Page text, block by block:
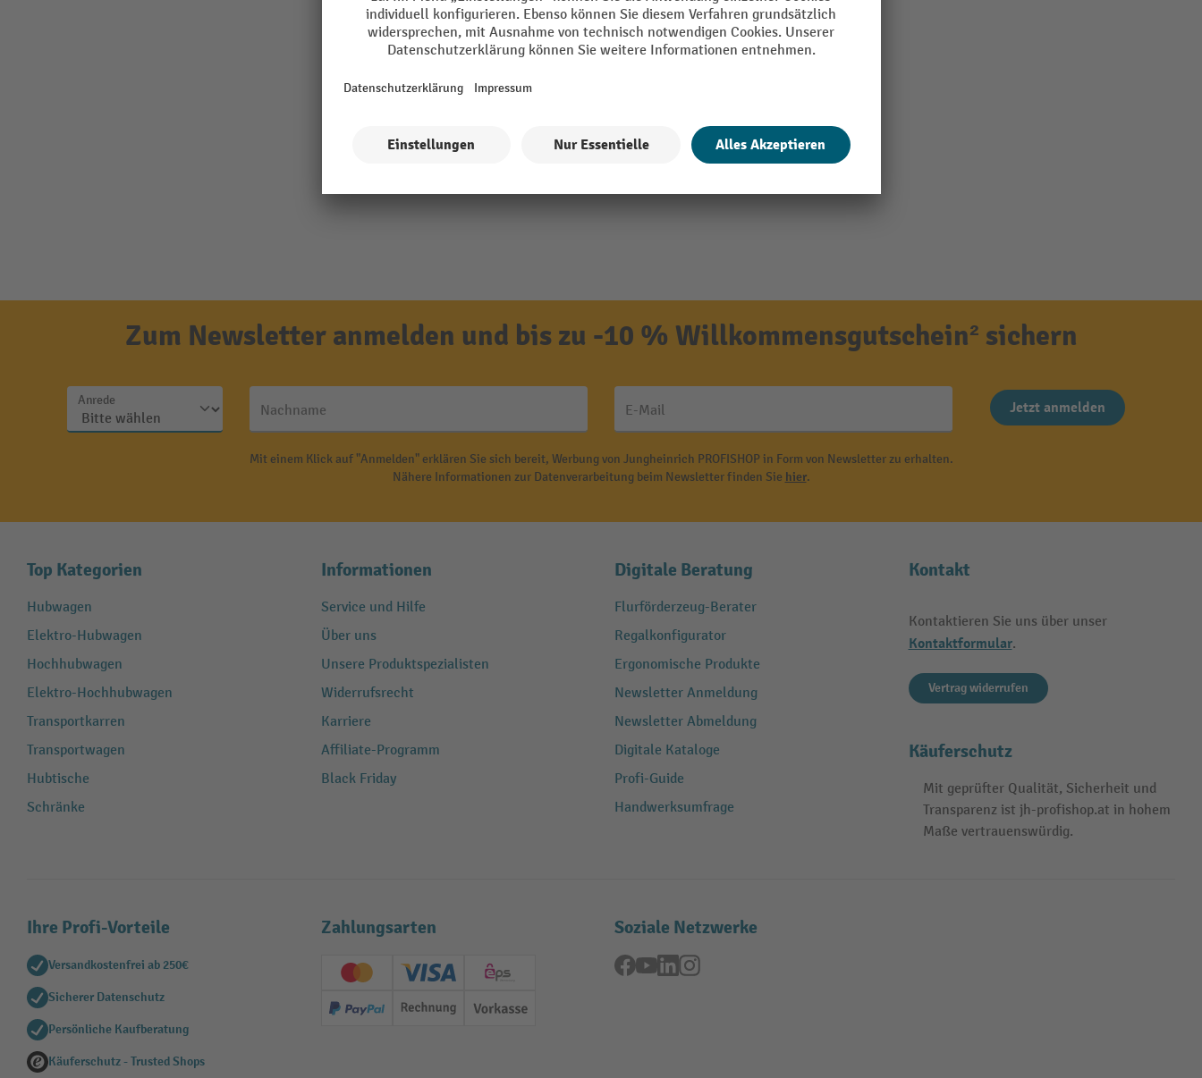
Zum Newsletter anmelden und bis zu -10 % Willkommensgutschein² sichern
Anrede
Nachname E-Mail Jetzt anmelden
Mit einem Klick auf "Anmelden" erklären Sie sich bereit, Werbung von Jungheinrich PROFISHOP in Form von Newsletter zu erhalten.
Nähere Informationen zur Datenverarbeitung beim Newsletter finden Sie hier.
Top Kategorien
Hubwagen
Elektro-Hubwagen
Hochhubwagen
Elektro-Hochhubwagen
Transportkarren
Transportwagen
Hubtische
Schränke
Informationen
Service und Hilfe
Über uns
Unsere Produktspezialisten
Widerrufsrecht
Karriere
Affiliate-Programm
Black Friday
Digitale Beratung
Flurförderzeug-Berater
Regalkonfigurator
Ergonomische Produkte
Newsletter Anmeldung
Newsletter Abmeldung
Digitale Kataloge
Profi-Guide
Handwerksumfrage
Kontakt
Kontaktieren Sie uns über unser
Kontaktformular.
Vertrag widerrufen
Käuferschutz
Mit geprüfter Qualität, Sicherheit und
Transparenz ist jh-profishop.at in hohem
Maße vertrauenswürdig.
Ihre Profi-Vorteile
Versandkostenfrei ab 250€
Sicherer Datenschutz
Persönliche Kaufberatung
Käuferschutz - Trusted Shops
Zahlungsarten
Creditcard (Master)Creditcard (Visa)
EPS
PayPal Rechnung Vorkasse
Soziale Netzwerke
Facebook
YouTubeLinkedInInstagram